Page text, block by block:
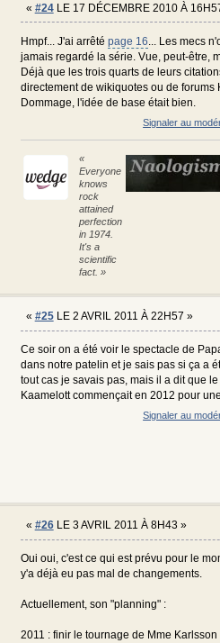
« #24LE 17 DÉCEMBRE 2010 À
Hmpf... J'ai arrêté page 16 ... Les mecs
jamais regardé la série. Vue, peut-être,
Déjà que les trois quarts de leurs
directement de wikiquotes ou de forums
Dommage, l'idée de base était bien.
Signaler au
«
Everyone
knows
rock
attained
perfection
in 1974.
It's a
scientific
fact. »
« #25LE 2 AVRIL 2011 À 22H57 »
Ce soir on a été voir le spectacle de
dans notre patelin et je sais pas si ça a
tout cas je savais pas, mais il a dit que
Kaamelott commençait en 2012 pour
Signaler au
« #26LE 3 AVRIL 2011 À 8H43 »
Oui oui, c'est ce qui est prévu pour le
y'a déjà eu pas mal de changements.
Actuellement, son "planning" :
2011 : finir le tournage de Mme